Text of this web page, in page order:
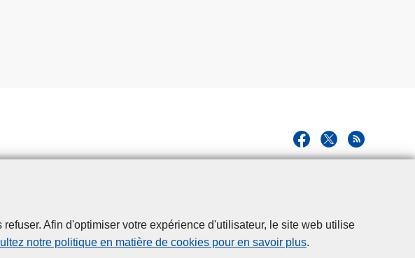
Afin d'optimiser votre expérience d'utilisateur, le site web utilise
notre politique en matière de cookies pour en savoir plus.